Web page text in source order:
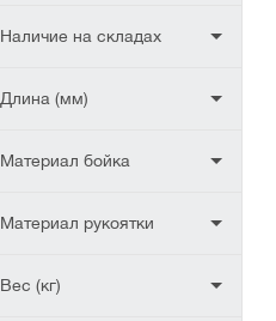
Наличие на складах
Длина (мм)
Материал бойка
Материал рукоятки
Вес (кг)